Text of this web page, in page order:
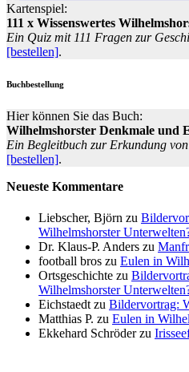
Kartenspiel:
111 x Wissenswertes
Ein Quiz mit 111 Fragen zur
[bestellen].
Buchbestellung
Hier können Sie das Buch:
Wilhelmshorster Denkmale und
Ein Begleitbuch zur Erkundung
[bestellen].
Neueste Kommentare
Liebscher, Björn zu
Wilhelmshorster
Dr. Klaus-P. Anders zu
football bros zu Eulen in
Ortsgeschichte zu
Wilhelmshorster
Eichstaedt zu Bildervortrag:
Matthias P. zu Eulen in
Ekkehard Schröderzu